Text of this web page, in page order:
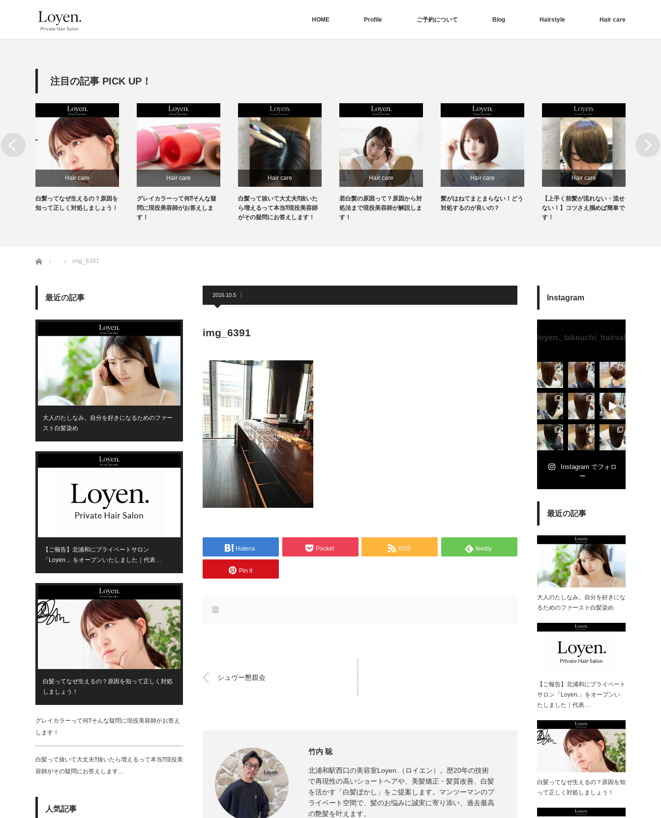
HOME Profile ご予約について Blog Hairstyle Hair care
注目の記事 PICK UP！
Hair care
白髪ってなぜ生えるの？原因を
知って正しく対処しましょう！
Hair care
グレイカラーって何⁇そんな疑
問に現役美容師がお答えしま
す！
Hair care
白髪って抜いて大丈夫⁇抜いた
ら増えるって本当⁇現役美容師
がその疑問にお答えします！
Hair care
若白髪の原因って？原因から対
処法まで現役美容師が解説しま
す！
Hair care
髪がはねてまとまらない！どう
対処するのが良いの？
Hair care
【上手く前髪が流れない・流せ
ない！】コツさえ掴めば簡単で
す！
Next
ホーム img_6391
2016.10.5
img_6391
Hatena Pocket RSS feedly
Pin it
シュヴー懇親会
竹内 聡
北浦和駅西口の美容室Loyen.（ロイエン）。歴20年の技術
で再現性の高いショートヘアや、美髪矯正・髪質改善、白髪
を活かす「白髪ぼかし」をご提案します。マンツーマンのプ
ライベート空間で、髪のお悩みに誠実に寄り添い、過去最高
の艶髪を叶えます。
最近の記事
大人のたしなみ。自分を好きになるためのファー
スト白髪染め
【ご報告】北浦和にプライベートサロン
「Loyen.」をオープンいたしました｜代表…
白髪ってなぜ生えるの？原因を知って正しく対処
しましょう！
グレイカラーって何⁇そんな疑問に現役美容師がお答え
します！
白髪って抜いて大丈夫⁇抜いたら増えるって本当⁇現役美
容師がその疑問にお答えします…
人気記事
Instagram
loyen._takeuchi_hairsalon
Instagram でフォロ
ー
最近の記事
大人のたしなみ。自分を好きにな
るためのファースト白髪染め
【ご報告】北浦和にプライベート
サロン「Loyen.」をオープンい
たしました｜代表…
白髪ってなぜ生えるの？原因を知
って正しく対処しましょう！